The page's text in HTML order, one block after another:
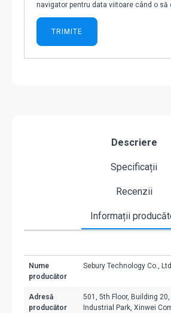
navigator pentru data viitoare când o să
Descriere
Specificații
Recenzii
Informații
Nume
producător
Sebury Technology Co.,
Adresă
producător
501, 5th Floor, Building
Industrial Park, Xinwei